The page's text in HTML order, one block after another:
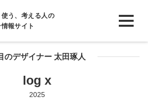
う、考える人の
報サイト
のデザイナー 太田琢人
log x
2025